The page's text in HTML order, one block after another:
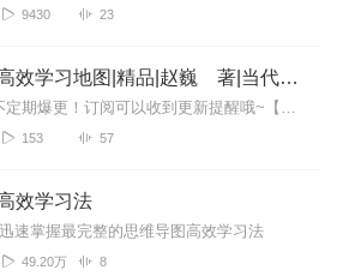
9430 23
思维导图高效学习地图|精品|赵巍 著|当代文学
日更5集，不定期爆更！订阅可以收到更新提醒哦~【内容简介】20世纪60年代，一位充满激情的学者东尼·博赞踏上了一场改变世界的旅程。他不甘于传统教育的束缚，用...
153 57
效学习法
速掌握最完整的思维导图高效学习法
49.20万 8